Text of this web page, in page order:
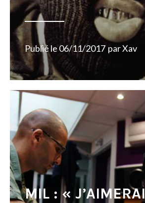
Publié le 06/11/2017 parXav
MIL : «